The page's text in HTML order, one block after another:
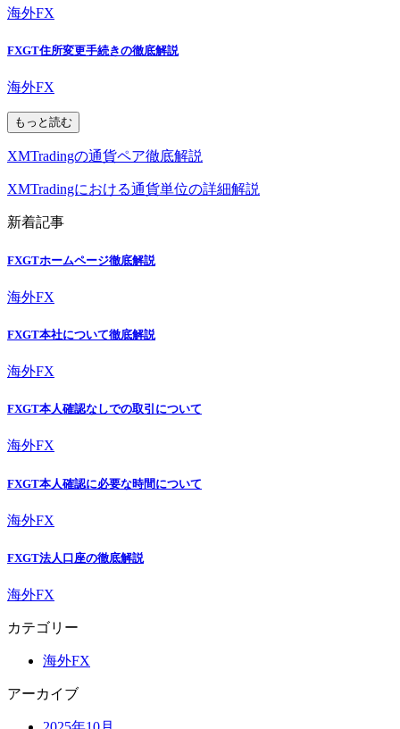
海外FX
FXGT住所変更手続きの徹底解説
海外FX
もっと読む
XMTradingの通貨ペア徹底解説
XMTradingにおける通貨単位の詳細解説
新着記事
FXGTホームページ徹底解説
海外FX
FXGT本社について徹底解説
海外FX
FXGT本人確認なしでの取引について
海外FX
FXGT本人確認に必要な時間について
海外FX
FXGT法人口座の徹底解説
海外FX
カテゴリー
海外FX
アーカイブ